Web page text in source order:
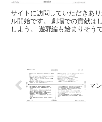
サイトに訪問していただきあ
ル開始です。 劇場での貢献は
しよう。 遊郭編も始まりそう
マ